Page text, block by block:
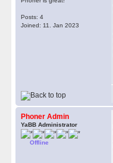
Posts: 4
Joined: 11. Jan 2023
Phoner Admin
YaBB Administrator
Offline